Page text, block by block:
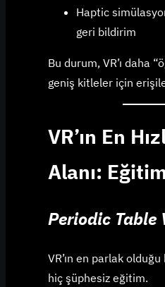
Haptic
geri bildirim
Bu durum, VR’ı daha
geniş kitleler için
VR’ın En
Alanı:
Periodic Table
VR’ın en parlak
hiç şüphesiz eğitim.